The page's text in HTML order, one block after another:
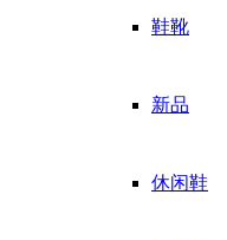
鞋靴
新品
休闲鞋